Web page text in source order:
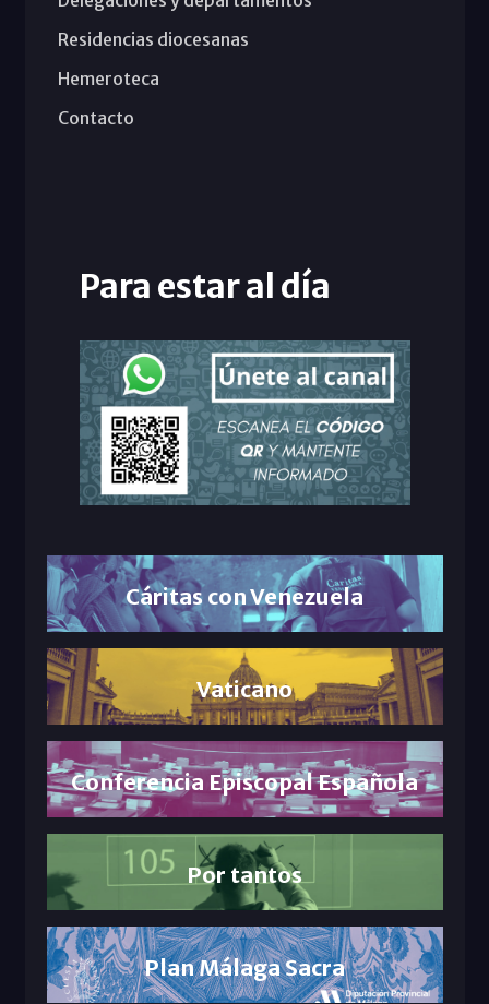
Residencias diocesanas
Hemeroteca
Contacto
Para estar al día
Cáritas con Venezuela
Vaticano
Conferencia Episcopal Española
Por tantos
Plan Málaga Sacra